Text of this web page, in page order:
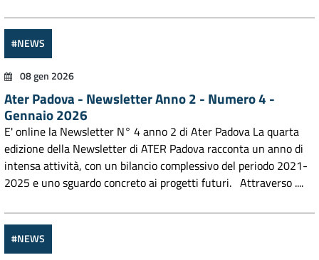
#NEWS
08 gen 2026
Ater Padova - Newsletter Anno 2 - Numero 4 -
Gennaio 2026
E' online la Newsletter N° 4 anno 2 di Ater Padova La quarta
edizione della Newsletter di ATER Padova racconta un anno di
intensa attività, con un bilancio complessivo del periodo 2021-
2025 e uno sguardo concreto ai progetti futuri. Attraverso ....
#NEWS